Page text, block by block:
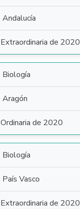
Andalucía
Extraordinaria de 2020
Biología
Aragón
Ordinaria de 2020
Biología
País Vasco
Extraordinaria de 2020